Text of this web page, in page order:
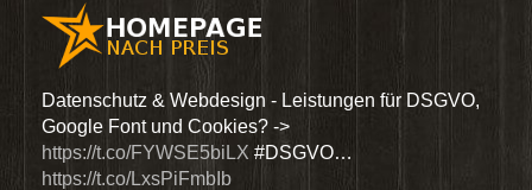
Datenschutz & Webdesign - Leistungen für DSGVO,
Google Font und Cookies? ->
https://t.co/FYWSE5biLX #DSGVO…
https://t.co/LxsPiFmbIb